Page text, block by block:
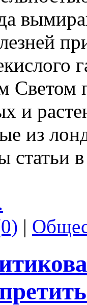
Светом
и
из
статьи
|